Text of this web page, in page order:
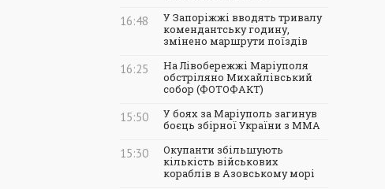
16:48
У Запоріжжі вводять тривалу
комендантську годину,
змінено маршрути поїздів
16:25
На Лівобережжі Маріуполя
обстріляно Михайлівський
собор (ФОТОФАКТ)
15:50
У боях за Маріуполь загинув
боєць збірної України з ММА
15:30
Окупанти збільшують
кількість військових
кораблів в Азовському морі